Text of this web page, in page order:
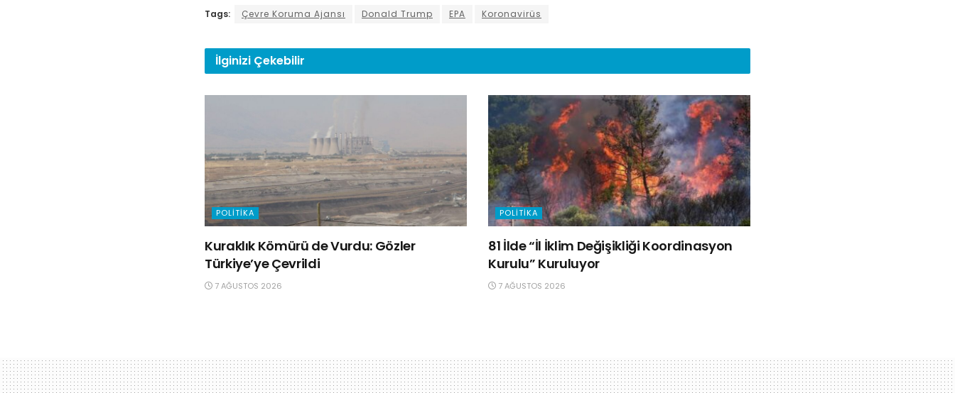
Tags: Çevre Koruma Ajansı Donald Trump EPA Koronavirüs
İlginizi Çekebilir
POLITIKA
Kuraklık Kömürü de Vurdu: Gözler
Türkiye’ye Çevrildi
7 AĞUSTOS 2026
POLITIKA
81 İlde “İl İklim Değişikliği Koordinasyon
Kurulu” Kuruluyor
7 AĞUSTOS 2026